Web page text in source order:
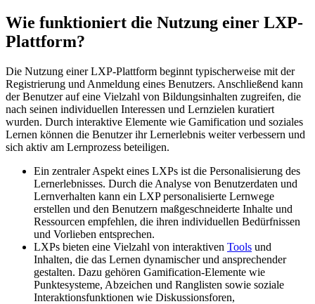
Wie funktioniert die Nutzung einer LXP-
Plattform?
Die Nutzung einer LXP-Plattform beginnt typischerweise mit der
Registrierung und Anmeldung eines Benutzers. Anschließend kann
der Benutzer auf eine Vielzahl von Bildungsinhalten zugreifen, die
nach seinen individuellen Interessen und Lernzielen kuratiert
wurden. Durch interaktive Elemente wie Gamification und soziales
Lernen können die Benutzer ihr Lernerlebnis weiter verbessern und
sich aktiv am Lernprozess beteiligen.
Ein zentraler Aspekt eines LXPs ist die Personalisierung des
Lernerlebnisses. Durch die Analyse von Benutzerdaten und
Lernverhalten kann ein LXP personalisierte Lernwege
erstellen und den Benutzern maßgeschneiderte Inhalte und
Ressourcen empfehlen, die ihren individuellen Bedürfnissen
und Vorlieben entsprechen.
LXPs bieten eine Vielzahl von interaktiven Tools und
Inhalten, die das Lernen dynamischer und ansprechender
gestalten. Dazu gehören Gamification-Elemente wie
Punktesysteme, Abzeichen und Ranglisten sowie soziale
Interaktionsfunktionen wie Diskussionsforen,